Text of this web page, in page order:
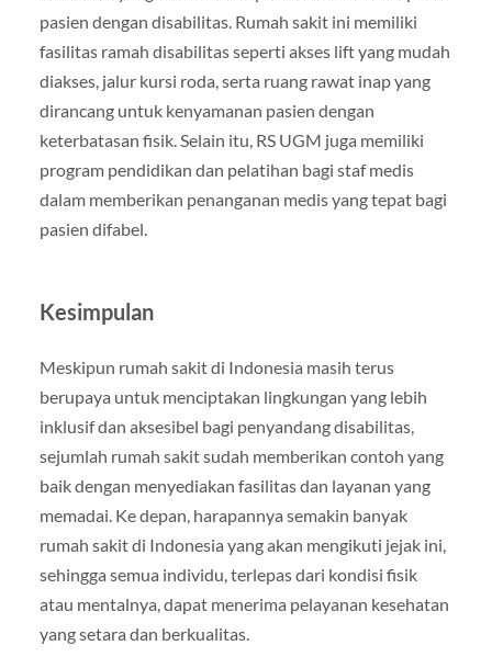
pasien dengan disabilitas. Rumah sakit ini memiliki
fasilitas ramah disabilitas seperti akses lift yang mudah
diakses, jalur kursi roda, serta ruang rawat inap yang
dirancang untuk kenyamanan pasien dengan
keterbatasan fisik. Selain itu, RS UGM juga memiliki
program pendidikan dan pelatihan bagi staf medis
dalam memberikan penanganan medis yang tepat bagi
pasien difabel.
Kesimpulan
Meskipun rumah sakit di Indonesia masih terus
berupaya untuk menciptakan lingkungan yang lebih
inklusif dan aksesibel bagi penyandang disabilitas,
sejumlah rumah sakit sudah memberikan contoh yang
baik dengan menyediakan fasilitas dan layanan yang
memadai. Ke depan, harapannya semakin banyak
rumah sakit di Indonesia yang akan mengikuti jejak ini,
sehingga semua individu, terlepas dari kondisi fisik
atau mentalnya, dapat menerima pelayanan kesehatan
yang setara dan berkualitas.